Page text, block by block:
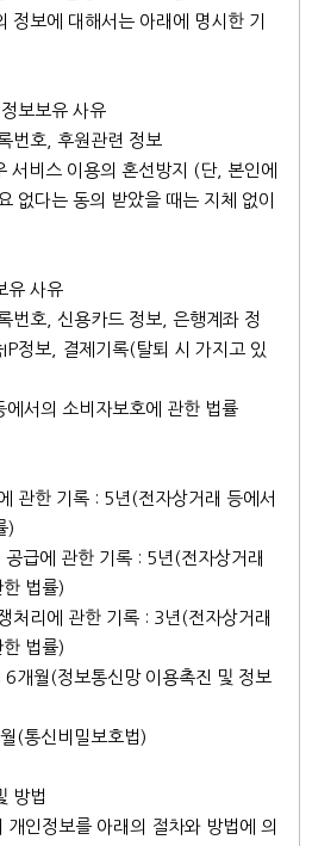
정보에 대해서는 아래에 명시한 기
보보유 사유
번호, 후원관련 정보
서비스 이용의 혼선방지 (단, 본인에
없다는 동의 받았을 때는 지체 없이
유 사유
번호, 신용카드 정보, 은행계좌 정
정보, 결제기록(탈퇴 시 가지고 있
서의 소비자보호에 관한 법률
관한 기록 : 5년(전자상거래 등에서
)
급에 관한 기록 : 5년(전자상거래
법률)
처리에 관한 기록 : 3년(전자상거래
법률)
개월(정보통신망 이용촉진 및 정보
(통신비밀보호법)
방법
개인정보를 아래의 절차와 방법에 의